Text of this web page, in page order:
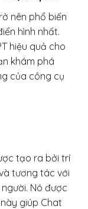
nên phổ biến
hình nhất.
hiệu quả cho
khám phá
của công cụ
tạo ra bởi trí
tương tác với
Nó được
giúp Chat